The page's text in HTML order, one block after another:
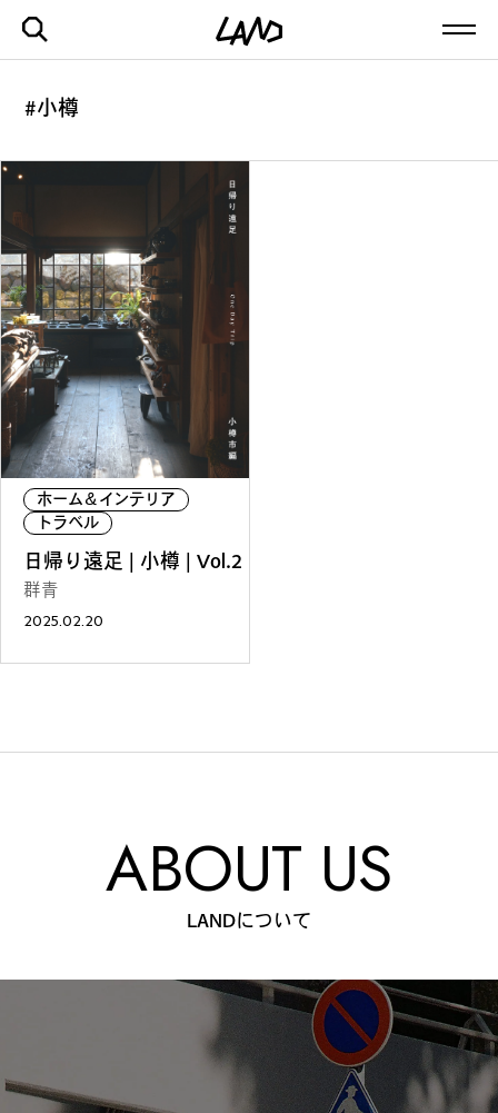
最新記事一覧を見る
ファッション
ショッピング トラベル
REGULARS
連載一覧
#小樽
ホーム＆インテリア
トラベル
日帰り遠足 | 小樽 | Vol.2
群青
2025.02.20
ABOUT US
LANDについて